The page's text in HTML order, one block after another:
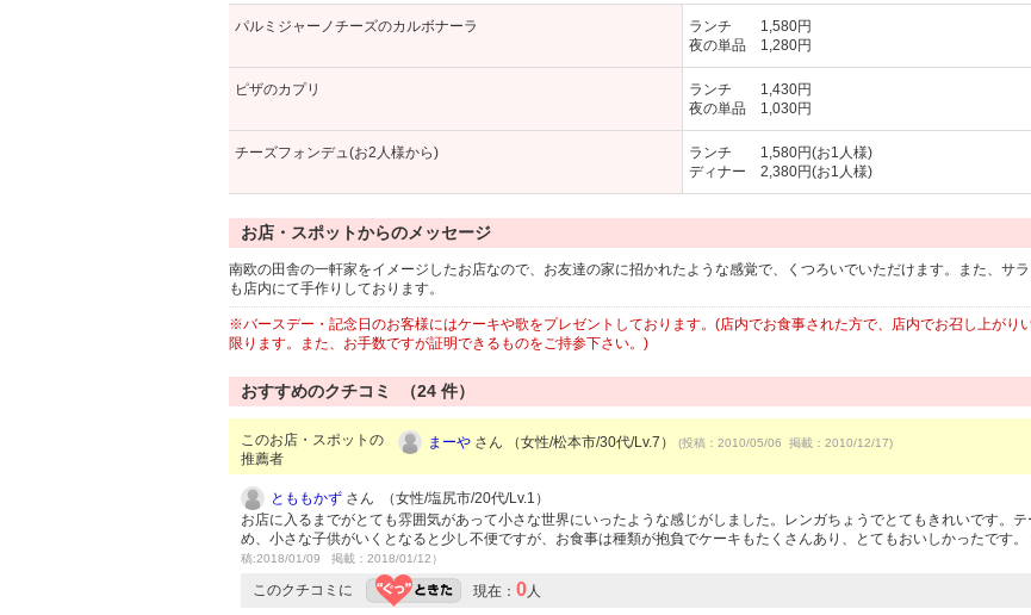
パルミジャーノチーズのカルボナーラ
ランチ 1,580円
夜の単品 1,280円
ピザのカプリ
ランチ 1,430円
夜の単品 1,030円
チーズフォンデュ(お2人様から)
ランチ 1,580円(お1人様)
ディナー 2,380円(お1人様)
お店・スポットからのメッセージ
南欧の田舎の一軒家をイメージしたお店なので、お友達の家に招かれたような感覚で、くつろいでいただけます。また、サ
も店内にて手作りしております。
※バースデー・記念日のお客様にはケーキや歌をプレゼントしております。(店内でお食事された方で、店内でお召し上がり
限ります。また、お手数ですが証明できるものをご持参下さい。)
おすすめのクチコミ （24 件）
このお店・スポットの
推薦者
まーや さん （女性/松本市/30代/Lv.7） (投稿：2010/05/06 掲載：2010/12/17)
とももかず さん （女性/塩尻市/20代/Lv.1）
お店に入るまでがとても雰囲気があって小さな世界にいったような感じがしました。レンガちょうでとてもきれいです。テ
め、小さな子供がいくとなると少し不便ですが、お食事は種類が抱負でケーキもたくさんあり、とてもおいしかったです。
稿:2018/01/09 掲載：2018/01/12）
このクチコミに 現在： 0人